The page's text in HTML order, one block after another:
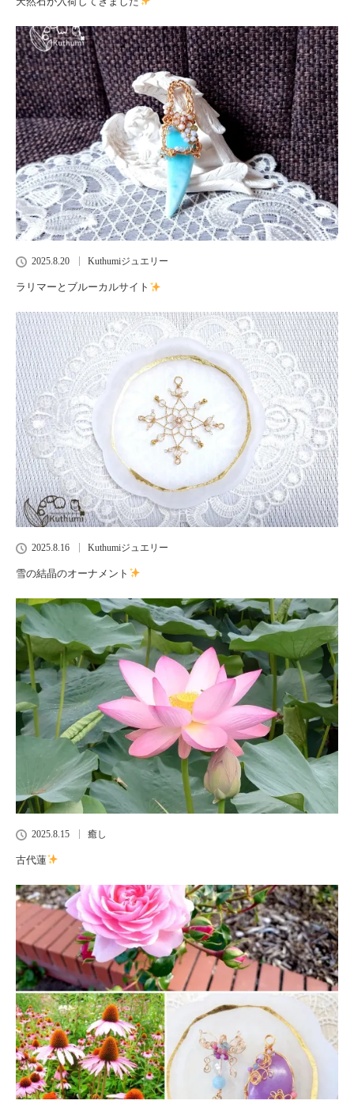
2025.8.20 Kuthumiジュエリー
ラリマーとブルーカルサイト
2025.8.16 Kuthumiジュエリー
雪の結晶のオーナメント
2025.8.15 癒し
古代蓮